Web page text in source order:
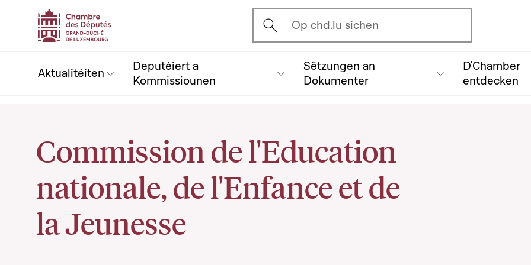
Ouvrir l'écran de recherche
Op chd.lu sichen
Aktualitéiten
Deputéiert a
Kommissiounen
Sëtzungen an
Dokumenter
D'Chamber
entdecken
Commission de l'Education
nationale, de l'Enfance et de
la Jeunesse